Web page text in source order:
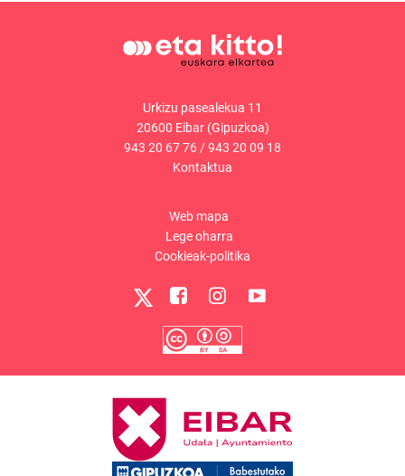
Urkizu pasealekua 11
20600 Eibar (Gipuzkoa)
943 20 67 76/943 20 09 18
Kontaktua
Web mapa
Lege oharra
Cookieak-politika